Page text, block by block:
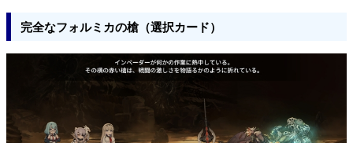
完全なフォルミカの槍（選択カード）